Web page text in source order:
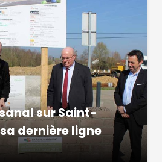
sur Saint-
dernière ligne